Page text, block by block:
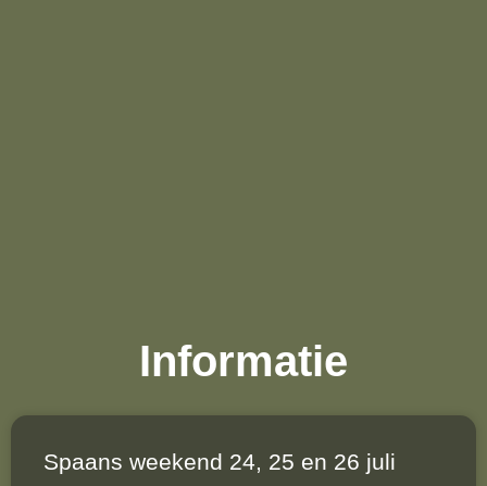
Informatie
Spaans weekend 24, 25 en 26 juli